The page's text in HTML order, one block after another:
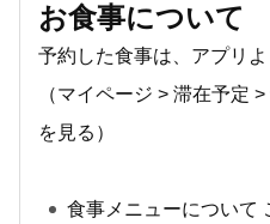
お食事について
予約した食事は、アプリよ
（マイページ > 滞在予定
を見る）
食事メニューについて